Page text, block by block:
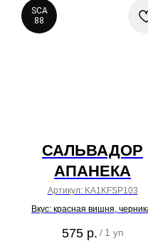
SCA
88
САЛЬВАДОР
АПАНЕКА
Артикул: KA1KFSP103
Вкус: красная вишня,
575 р. / 1 уп